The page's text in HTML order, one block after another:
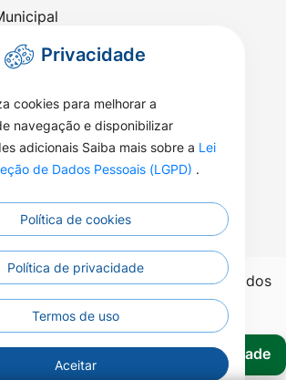
Municipal de Nova Nazaré - Todos
os direitos reservados.
Privacidade
cookies para melhorar a
navegação e disponibilizar
adicionais Saiba mais sobre a Lei
de Dados Pessoais (LGPD) .
Política de cookies
Política de privacidade
Termos de uso
Aceitar
Acessibilidade